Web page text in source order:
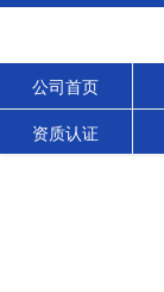
公司首页
资质认证